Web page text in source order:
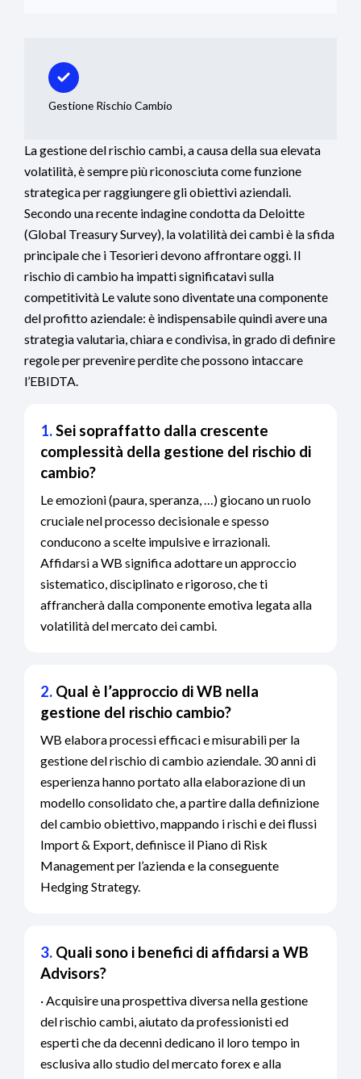
Gestione Rischio Cambio
La gestione del rischio cambi, a causa della sua elevata
volatilità, è sempre più riconosciuta come funzione
strategica per raggiungere gli obiettivi aziendali.
Secondo una recente indagine condotta da Deloitte
(Global Treasury Survey), la volatilità dei cambi è la sfida
principale che i Tesorieri devono affrontare oggi. Il
rischio di cambio ha impatti significatavi sulla
competitività Le valute sono diventate una componente
del profitto aziendale: è indispensabile quindi avere una
strategia valutaria, chiara e condivisa, in grado di definire
regole per prevenire perdite che possono intaccare
l’EBIDTA.
1.Sei sopraffatto dalla crescente
complessità della gestione del rischio di
cambio?
Le emozioni (paura, speranza, …) giocano un ruolo
cruciale nel processo decisionale e spesso
conducono a scelte impulsive e irrazionali.
Affidarsi a WB significa adottare un approccio
sistematico, disciplinato e rigoroso, che ti
affrancherà dalla componente emotiva legata alla
volatilità del mercato dei cambi.
2. Qual è l’approccio di WB nella
gestione del rischio cambio?
WB elabora processi efficaci e misurabili per la
gestione del rischio di cambio aziendale. 30 anni di
esperienza hanno portato alla elaborazione di un
modello consolidato che, a partire dalla definizione
del cambio obiettivo, mappando i rischi e dei flussi
Import & Export, definisce il Piano di Risk
Management per l’azienda e la conseguente
Hedging Strategy.
3. Quali sono i benefici di affidarsi a WB
Advisors?
· Acquisire una prospettiva diversa nella gestione
del rischio cambi, aiutato da professionisti ed
esperti che da decenni dedicano il loro tempo in
esclusiva allo studio del mercato forex e alla